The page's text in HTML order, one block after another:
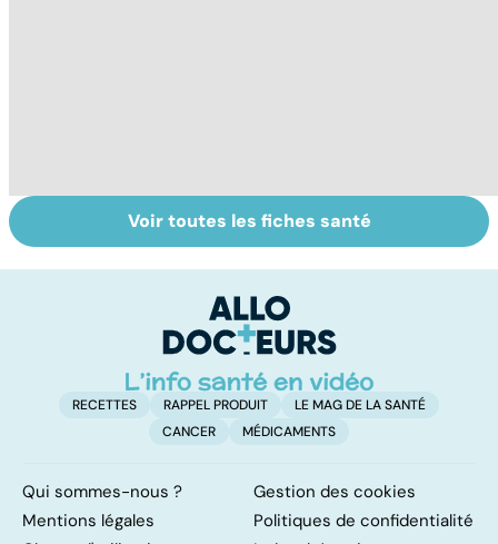
Sexe : comment
retrouver sa
Tout savoir sur
les infections
Voir toutes les fiches santé
RECETTES RAPPEL PRODUIT
LE MAG DE LA SANTÉ
CANCER
MÉDICAMENTS
Qui sommes-nous ?
Gestion des cookies
Mentions légales
Politiques de confidentialité